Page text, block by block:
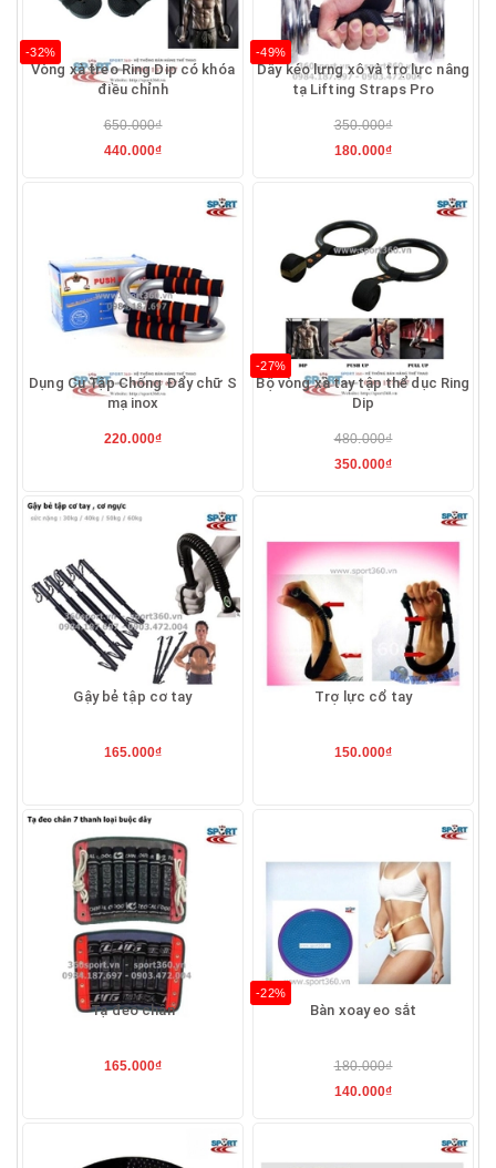
-32%
Vòng xà treo Ring Dip có khóa
điều chỉnh
650.000₫
440.000₫
-49%
Dây kéo lưng xô và trợ lực nâng
tạ Lifting Straps Pro
350.000₫
180.000₫
Dụng Cụ Tập Chống Đẩy chữ S
mạ inox
220.000₫
-27%
Bộ vòng xà tay tập thể dục Ring
Dip
480.000₫
350.000₫
Gậy bẻ tập cơ tay
165.000₫
Trợ lực cổ tay
150.000₫
Tạ đeo chân
165.000₫
-22%
Bàn xoay eo sắt
180.000₫
140.000₫